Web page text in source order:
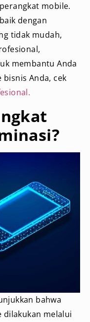
mobile.
dengan
tidak mudah,
membantu Anda
Anda, cek
bahwa
dilakukan melalui